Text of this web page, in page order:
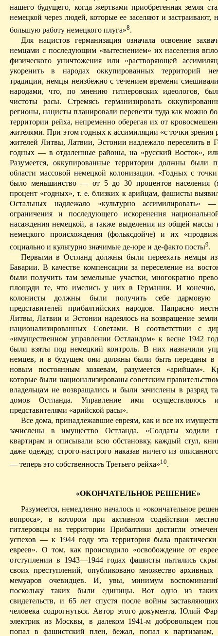
нашего будущего, когда жертвами приобретенная земля
немецкой через людей, которые ее заселяют и застраивают,
большую работу немецкого плуга»8.
Для нацистов германизация означала освоение
немцами с последующим «вытеснением» их населения
физического уничтожения или «растворяющей
укоренить в народах оккупированных территорий
традиции, немцы неизбежно с течением времени
народами, что, по мнению гитлеровских идеологов,
чистоты расы. Стремясь германизировать
регионы, нацисты планировали перевезти туда как можно
территории рейха, непременно оберегая их от
жителями. При этом годных к ассимиляции «с точки зрения
жителей Литвы, Латвии, Эстонии надлежало переселить в
годных — в отдаленные районы, на «русский Восток»,
Разумеется, оккупированные территории должны были
области массовой немецкой колонизации. «Годных с
было меньшинство — от 5 до 30 процентов населения
процент «годных», т. е. близких к арийцам, фашисты
Остальных надлежало «культурно ассимилировать» —
ограничения и последующего искоренения
насаждения немецкой, а также выделения из общей массы
немецкого происхождения (фольксдойче) и их
социально и культурно значимые де-юре и де-факто посты9.
Первыми вОстланд должны были переехать немцы
Баварии. В качестве компенсации за переселение на
были получить там земельные участки, многократно
площади те, что имелись у них в Германии. И
колонисты должны были получить себе дармовую
представителей прибалтийских народов. Напрасно
Литвы, Латвии и Эстонии надеялось на возвращение
национализированных Советами. В соответствии с
«имущественном управленииОстландом» к весне 1942
были взяты под немецкий контроль. В них назначили
немцев, и в будущем они должны были быть переданы в
новым постоянным хозяевам, разумеется «арийцам».
которые были национализированы советским
владельцам не возвращались и были зачислены в разряд
домовОстланда. Управление ими осуществлялось
представителями «арийской расы».
Все дома, принадлежавшие евреям, как и все их
зачислены в имуществоОстланда. «Солдаты ходили
квартирам и описывали всю обстановку, каждый стул,
даже одежду, строго-настрого наказав ничего из
— теперь это собственность Третьего рейха»10.
«ОКОНЧАТЕЛЬНОЕ РЕШЕНИЕ»
Разумеется, немедленно началось и «окончательное
во­проса», в котором при активном содействии
гитлеровцы на территории Прибалтики достигли
успехов — к 1944 году эта территория была
евреев». О том, как происходило «освобождение от
отступлении в 1943—1944 годах фашисты пытались
своих преступлений, опубликовано множество архивных
мемуаров очевидцев. И, увы, минимум
поскольку таких были единицы. Вот одно из
свидетельств, и 65 лет спустя после войны
человека содрогнуться. Автор этого документа, Юлий
электрик из Москвы, в далеком 1941-м добровольцем
попал в фашистский плен, бежал, попал к партизанам,